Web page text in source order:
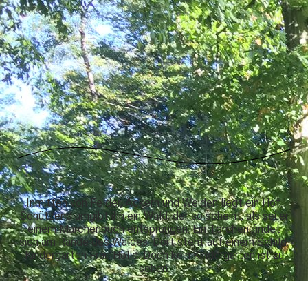
Inmitten von Felder, Äckern und Weiden liegt ein Hof.
Schützend umgibt ihn ein Wald, der so scheint, als sei er
einem Märchenbuch entsprungen. Ein Törchen findet
sich am Rande des Waldes. Dort steht auf einem Schild:
Kindergarten Frau Holle. Doch kein Kindergarten ist zu
sehen.